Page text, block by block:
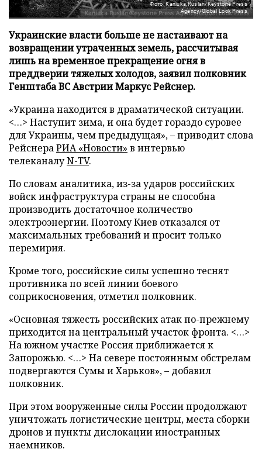
Фото: Kaniuka Ruslan/Keystone Press
Agency/Global Look Press
Украинские власти больше не настаивают на
возвращении утраченных земель, рассчитывая
лишь на временное прекращение огня в
преддверии тяжелых холодов, заявил полковник
Генштаба ВС Австрии Маркус Рейснер.
«Украина находится в драматической ситуации.
<…> Наступит зима, и она будет гораздо суровее
для Украины, чем предыдущая», – приводит слова
РейснераРИА «Новости» в интервью
телеканалуN-TV.
По словам аналитика, из-за ударов российских
войск инфраструктура страны не способна
производить достаточное количество
электроэнергии. Поэтому Киев отказался от
максимальных требований и просит только
перемирия.
Кроме того, российские силы успешно теснят
противника по всей линии боевого
соприкосновения, отметил полковник.
«Основная тяжесть российских атак по-прежнему
приходится на центральный участок фронта. <…>
На южном участке Россия приближается к
Запорожью. <…> На севере постоянным обстрелам
подвергаются Сумы и Харьков», – добавил
полковник.
При этом вооруженные силы России продолжают
уничтожать логистические центры, места сборки
дронов и пункты дислокации иностранных
наемников.